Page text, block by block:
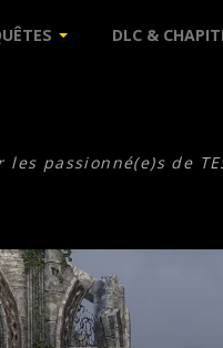
passionné(e)s de
DLC &